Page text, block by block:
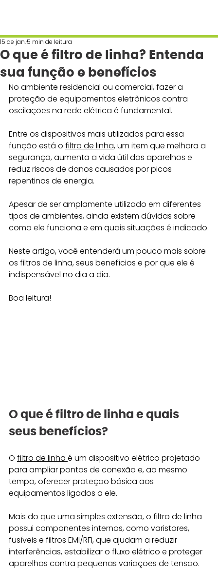
O que é filtro de linha? Entenda
sua função e benefícios
15 de jan.5 min de leitura
No ambiente residencial ou comercial, fazer a
proteção de equipamentos eletrônicos contra
oscilações na rede elétrica é fundamental.
Entre os dispositivos mais utilizados para essa
função está o filtro de linha, um item que melhora a
segurança, aumenta a vida útil dos aparelhos e
reduz riscos de danos causados por picos
repentinos de energia.
Apesar de ser amplamente utilizado em diferentes
tipos de ambientes, ainda existem dúvidas sobre
como ele funciona e em quais situações é indicado.
Neste artigo, você entenderá um pouco mais sobre
os filtros de linha, seus benefícios e por que ele é
indispensável no dia a dia.
Boa leitura!
O que é filtro de linha e quais
seus benefícios?
O filtro de linha é um dispositivo elétrico projetado
para ampliar pontos de conexão e, ao mesmo
tempo, oferecer proteção básica aos
equipamentos ligados a ele.
Mais do que uma simples extensão, o filtro de linha
possui componentes internos, como varistores,
fusíveis e filtros EMI/RFI, que ajudam a reduzir
interferências, estabilizar o fluxo elétrico e proteger
aparelhos contra pequenas variações de tensão.